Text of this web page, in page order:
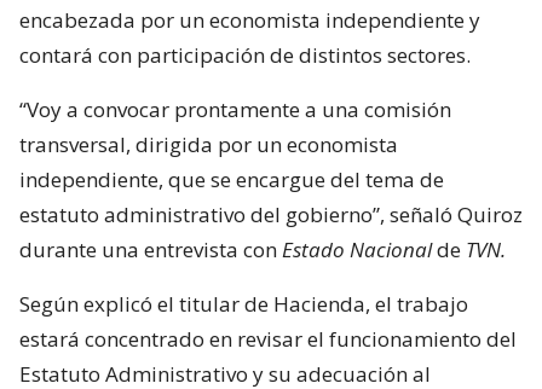
encabezada por un economista independiente y
contará con participación de distintos sectores.
“Voy a convocar prontamente a una comisión
transversal, dirigida por un economista
independiente, que se encargue del tema de
estatuto administrativo del gobierno”, señaló Quiroz
durante una entrevista con Estado Nacionalde TVN.
Según explicó el titular de Hacienda, el trabajo
estará concentrado en revisar el funcionamiento del
Estatuto Administrativo y su adecuación al